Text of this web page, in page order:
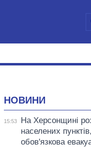
НОВИНИ
15:53
На Херсонщині
населених
обов'язкова